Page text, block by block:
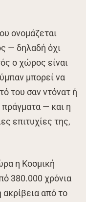
ονομάζεται
— δηλαδή όχι
ο χώρος είναι
μπορεί να
του σαν ντόνατ ή
πράγματα — και η
επιτυχίες της,
η Κοσμική
380.000 χρόνια
από το